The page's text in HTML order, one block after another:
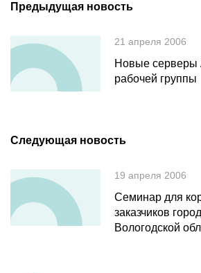
Предыдущая новость
21 апреля 2006
Новые серверы
рабочей группы
Следующая новость
19 апреля 2006
Семинар для
заказчиков
Вологодской